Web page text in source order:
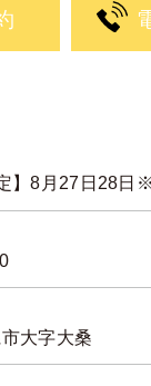
】8月27日28日
大字大桑